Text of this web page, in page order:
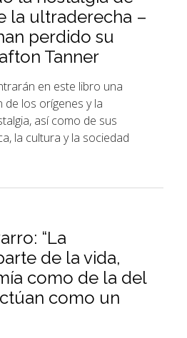
la ultraderecha –
perdido su
Tanner
en este libro una
de los orígenes y la
así como de sus
la cultura y la sociedad
“La
de la vida,
como de la del
como un